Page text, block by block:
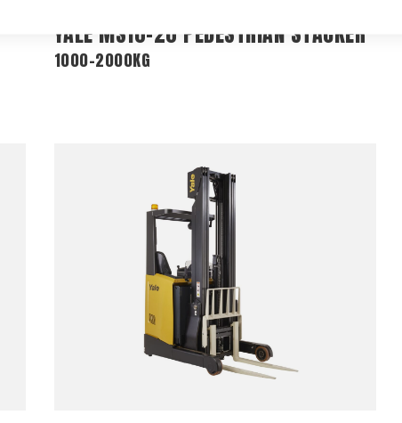
YALE MS10-20 PEDESTRIAN STACKER
1000-2000KG